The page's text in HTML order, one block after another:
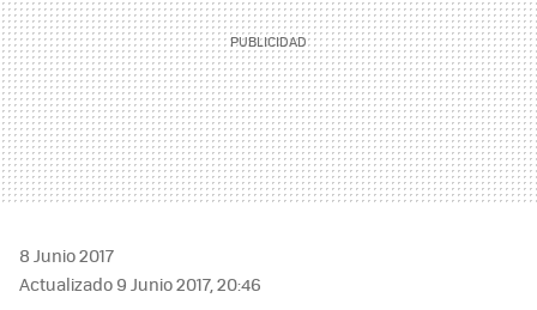
8 Junio 2017
Actualizado 9 Junio 2017, 20:46